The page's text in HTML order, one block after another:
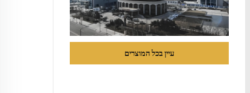
עיין בכל המוצרים